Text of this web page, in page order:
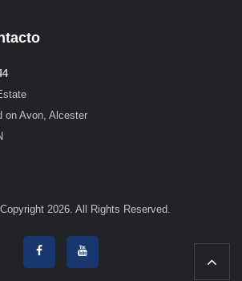
on Avon, Alcester
2026. All Rights Reserved.